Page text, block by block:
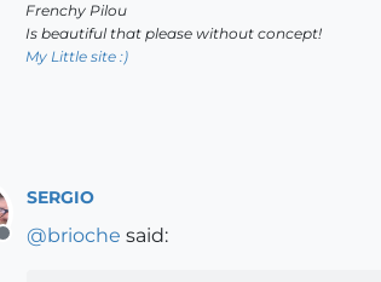
Frenchy Pilou
Is beautiful that please without concept!
My Little site :)
Offline
SERGIO
@brioche said: